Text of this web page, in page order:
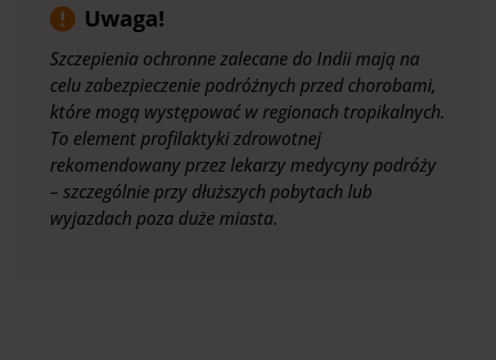
Uwaga!
Szczepienia ochronne zalecane do Indii mają na
celu zabezpieczenie podróżnych przed chorobami,
które mogą występować w regionach tropikalnych.
To element profilaktyki zdrowotnej
rekomendowany przez lekarzy medycyny podróży
– szczególnie przy dłuższych pobytach lub
wyjazdach poza duże miasta.